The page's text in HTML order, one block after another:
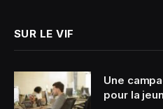
SUR LE VIF
Une
pour la